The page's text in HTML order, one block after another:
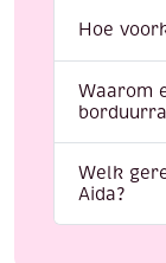
Hoe
Waarom
Welk
Aida?